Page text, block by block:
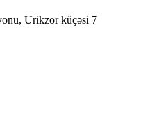
Urikzor küçəsi 7